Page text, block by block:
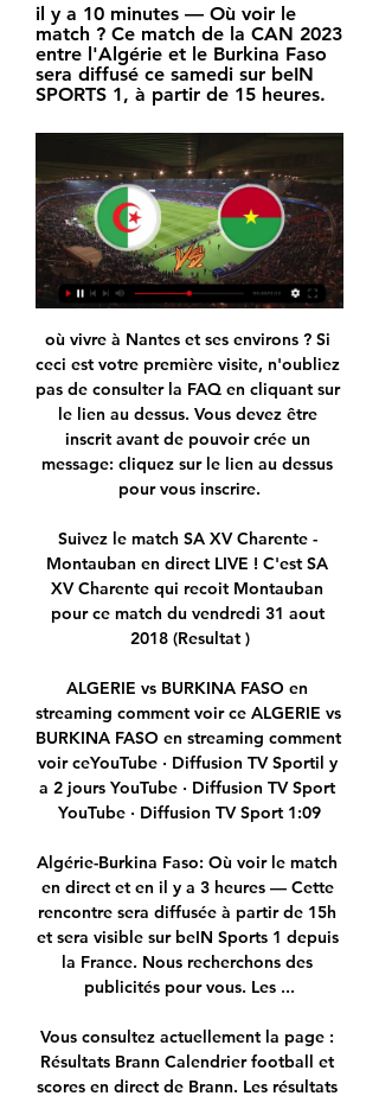
il y a 10 minutes — Où voir le
match ? Ce match de la CAN 2023
entre l'Algérie et le Burkina Faso
sera diffusé ce samedi sur beIN
SPORTS 1, à partir de 15 heures.
où vivre à Nantes et ses environs ? Si ceci est votre première visite, n'oubliez pas de consulter la FAQ en cliquant sur le lien au dessus. Vous devez être inscrit avant de pouvoir crée un message: cliquez sur le lien au dessus pour vous inscrire.

Suivez le match SA XV Charente - Montauban en direct LIVE ! C'est SA XV Charente qui recoit Montauban pour ce match du vendredi 31 aout 2018 (Resultat )

ALGERIE vs BURKINA FASO en streaming comment voir ce ALGERIE vs BURKINA FASO en streaming comment voir ceYouTube · Diffusion TV Sportil y a 2 jours YouTube · Diffusion TV Sport YouTube · Diffusion TV Sport 1:09

Algérie-Burkina Faso: Où voir le match en direct et en il y a 3 heures — Cette rencontre sera diffusée à partir de 15h et sera visible sur beIN Sports 1 depuis la France. Nous recherchons des publicités pour vous. Les ...

Vous consultez actuellement la page : Résultats Brann Calendrier football et scores en direct de Brann. Les résultats et les prochains matchs de SK Brann (Brann) sont disponibles en live.

LE LIVE : suivez TV7 en direct. Cliquez sur la vidéo pour lancer la lecture. Suivez nous. Les dernières vidéos. SO City - Pommes d’amour et rigolade ! Open - Cécile de France Hebdo video - Jeudi 31 octobre C'est la fête à Espelette ! Vie de Château - Clos St Julien - Château Peyrou Infos . Hebdo video - Jeudi 31 octobre C'est la fête à Espelette ! L'hebdo vidéo - 16 novembre 2018.

Comparez les statistiques Belgique U19 - Malta U19 en EURO U19 - Qualification - Grp. 6. Cotes, stats et pronostic Belgique U19 vs Malta U19 sur bettingexpert gratuitement. Lire les analyses de nos membres.

Dijon Bourgogne Grand Besançon Doubs Handball resultado partido en directo (y ver en vivo online video streaming en directo) comienza el 6.9.2019. a las 18:30 (Hora UTC) en Palais des Sports de Dijon, Dijon, France. Coupe de la Ligue, France.

Algérie - Burkina Faso: à quelle heure et sur quelle chaîne il y a 4 heures — Profitez des bons plans BeIN SPORTS en promo pour regarder le match Algérie - Burkina Faso en direct . Le pack Canal + Sport est à 25,99 euros ...

Dijon n'est pas uniquement une cité de pierre : elle compte 700 hectares de parcs et jardins, privés ou publics. Appréciez cette harmonie entre architecture et nature, qui traduit à merveille l'art de vivre que Dijon a su développer et cultiver au cours des siècles. Découvrir Dijon en s'amusant

La titulaire de la chaire, Marie-Pierre Létourneau-Montminy, est professeure au Département des sciences animales de l’Université Laval. Elle a fait son baccalauréat à l’Université Laval, sa maîtrise en sciences animales à AgroParisTech en France et son doctorat en nutrition animale sur la …

Consulter nos pronostics pour parier sur Stjernen - Stavanger ( Norvège - Eliteserien ) du 27 octobre 2019 et comparer les cotes . Pronostic Stjernen - Stavanger.. Pronostics Coteur pour Stjernen Hockey Stavanger Oilers Nouveau bonus chez Netbet, avec une offre exceptionnel de 150€ de bonus avec Coteur! Cliquez ici pour en profiter.

Conception et fabrication d'emballages bois mesure, caisses bois norme NIMP 15 SEI pour l'export, fabrication garde-meubles, mise en container, empotage, emballage maritime SEI 4 c.

Pariez sur Football avec 1xBET. Championnat du Qatar U23 : Al Rayyan U23 - Al-Ahli Doha U23 30.10.2018 ᐉ Paris sportifs EN DIRECT. Les meilleures cotes. Systèmes de bonus. Cotes élevées.

Les points positifs : En fait, l'extérieur de Gap la nature et le sport. Les points négatifs : De plus en plus de délinquance, des jeunes qui zonent en bandes, de plus en plus d'incivilités. L'immobilier à acheter est très cher, les loyers pas mieux, trop chers pour une ville où il n'y a pas, quand même, de grandes possibilités d'emplois et d'études sup.

Algérie / Burkina Faso ... 'Afrique des nations. 2e journée. Groupe D. Algérie / Burkina Faso. Pays : Côte d'Ivoire. Plus d'infos · À voir aussi · Plus d'infos. Catégorie suivante. A voir ...

Algérie-Burkina Faso en direct: La compo officielle des il y a 9 minutes — Comment regarder la CAN 2024 en streaming ? Une fois de plus, c'est beIN SPORTS qui diffusera l'ensemble des matches de l'édition 2024. La ...

République démocratique du Congo : information sur la carte d'électeur, y compris la date à laquelle elle est entrée en vigueur, son apparence, ses éléments de sécurité et ses fonctions; information sur les documents requis et la procédure pour obtenir la carte (2011-juin 2013)

Ce mois-ci nous vous proposons de redécouvrir les Nuits autour d'Arsène Lupin/Sherlock Holmes, Fred Kassak, Catherine Hiégel, Charlot, Melvil Poupaud, Alain Chamfort et de Daniel Defert.

La Ligue Bolivienne de Basket (abrégée en Libobasquet) est l'échelon sportif le plus haut du basket-ball en Bolivie. Le tournoi est organisé par la Fédération bolivienne de basket.

Je rentre du Brésil et suis passée par l’Afrique du sud (habitant à la Réunion). A mon retour, on m’a refusé l’embarquement parce que je n’avais pas le certificat de vaccination. Je ne suis pas allée dans les zones à risque. J’ai été obligée de racheter un billet passant par Dubai, puis Maurice pour rentrer chez moi. ce qui m’a couté extremement cher et 2 jours de voyage.

L'entraîneur de l'Equipe de France A' féminine, Jérôme Fournier, a dévoilé une liste de 16 joueuses qui participeront à un stage d'évaluation à Landerneau et à des rencontres de préparation face à la Hongrie du 28 mai au 4 juin prochain.

Renaldo Rodrigues da Silva est sur Facebook. Inscrivez-vous sur Facebook pour communiquer avec Renaldo Rodrigues da Silva et d’autres personnes que vous...

Le 8 octobre 1942, la police française organisait une grande rafle des juifs habitant en Charente et dans le Périgord Blanc, habitant dans les villes et dans les petits villages à l’ouest de Verteillac et Ribérac (24). Ils ont été arrêtés parce que juifs et rassemblés dans la salle philarmonique d’Angoulême, en vue de leur.

Manon Heil (22 ans, ex-ESAP Metz) « C’est une gardienne expérimentée, qui compte des sélections en équipe de France de jeunes et militaire. C’est une patronne qui communique beaucoup. Elle est à l’aise avec ses pieds. Dans notre projet, c’est un atout indéniable. » Morgane Gaudin (30 ans, ex …

u17 - u19 : seances d'entrainement Vous trouverez dans les sous pages suivantes et les documents Word, des séances d'entrainement pour les catégories U17 et U19 Tous ces entraînements ont été réalises sur le terrain.

Sur qui parier au match Phoenix Mercury - New York Liberty au WNBA ? Découvrez notre pronostic ! QuiParier.com : LE site qui vous dit simplement sur QUI parier ! Chaque pronostic sportif est établi par des professionnels du pari en ligne.

Comparez les cotes Stavanger Oilers Storhamar Hockey du 17/09/2019 disponibles chez les bookmakers pour parier à la meilleure cote, et suivez le match en direct sur notre live streaming

Pronostic Ejea Lleida Esportiu du 06/10/2019 en Segunda B – Découvrez les pronostics, les statistiques et les meilleures cotes pour le match de Football Ejea - Lleida Esportiu …

Ce site utilise des cookies. Cela nous permet de personnaliser vos contenus ou publicités. Utiliser ce service vaut acceptation de notre politique cookies.

Algérie - Burkina Faso : heure, chaîne, streaming, comment il y a 2 heures — Avant-matchs. Après son match nul contre l'Angola lors de la première journée de la Coupe d'Afrique des Nations, l'Algérie affronte le ...

Vous consultez actuellement la page : Zaglebie Lubin SSA - MKS Pogon Szczecin Suivez le match Zaglebie Lubin SSA - MKS Pogon Szczecin en direct (résumé, score et buts). Le résultat de ce match de championnat polonais entre Zagłębie Lubin et MKS Pogoń Szczecin est à suivre en live à partir de 18h00.

Stats du match du match Belenenses U23 vs Academica Coimbra U23: Derniers résultats, statistiques, scores des matchs, historique des confrontations. Résultats du match Belenenses U23 - Academica Coimbra U23 sur footlive.fr. Belenenses U23 - Academica Coimbra U23 aura lieu le 31-08-2019. Avec footlive.fr suivez vos équipes de football

Chauffeur VTC Toulon - Hyères - Nice - Marseille - St Tropez - Monaco. Ponctualité, courtoisie, discrétion, fiabilité, serviabilité sont les clefs de notre société. Transfert VIP en toute discrétion. Depuis 2016 notre société s'engage pour la qualité et le service à bord. Récompensé en 2018 et 2019 par TripAdvisor.

lll Tous les bus entre Montpellier et Saint-Raphaël à comparer en prix et confort. Ici, vous trouverez tous les autocars entre Saint-Raphaël et Montpellier.

LFH : Paris 92 au programme dans Les Dragonnes / A la une 12 février 2019 2,686 Vues La seizième journée de saison régulière met en opposition Metz Handball et Paris 92. Ça se passe ce mercredi, à 20h, aux Arènes de Metz.

En ligne avec Vladimir Poutine, pour un nouveau point ensemble. L'Iran ne doit jamais posséder l'arme nucléaire. La stabilité de la région et la sécurité internationale en dépendent. Nous y travaillons, comme nous devons aussi œuvrer pour une paix juste en Syrie.

CAN 2024 - Algérie - Burkina Faso: Diffusion TV, équipes il y a 4 heures — CAN 2024 - Algérie - Burkina Faso : Streaming légal, heure de diffusion TV, équipes probables… Voir les résultats. Exclu du 10. Sports de ...

Découvrir Bergerac. Bergerac se trouve dans le Périgord pourpre en région Aquitaine, à 48 km de Périgueux. Elle doit notamment sa renommée au héros de théâtre Cyrano de Bergerac. La ville célèbre d’ailleurs ce personnage au travers de deux statues érigées sur les plus pittoresques places de la vieille ville (notamment la place de.

marie, récap ou pas récap, that is the question mélo, j'espère que ça va, un bisous tout spécialement pour toi une idée de titre pour demain ?? je ferai la récap pendant ma pause donc vous avez jusqu'à 13h30 pour me poster votre récap. à demain les mélinettes !

Suivez la diffusion TV Ligue des Champions des matches du PSG, Lyon, Monaco, du FC Barcelone et du Real Madrid sur notre programme Champions League. Des barrages à la phase de poules